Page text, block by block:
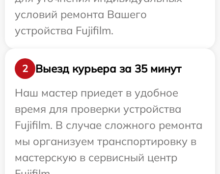
условий ремонта Вашего
устройства Fujifilm.
2
Выезд курьера за 35 минут
Наш мастер приедет в удобное
время для проверки устройства
Fujifilm. В случае сложного ремонта
мы организуем транспортировку в
мастерскую в сервисный центр